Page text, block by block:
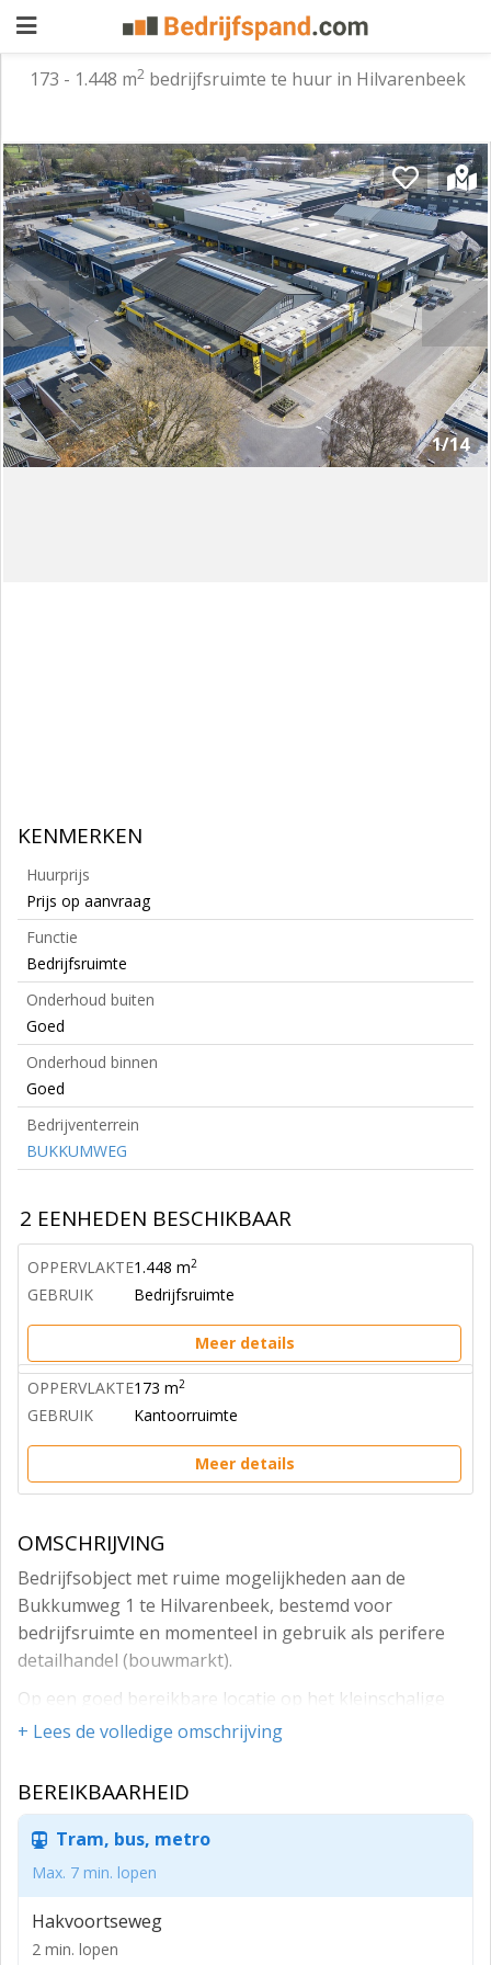
aanbieden
Pand
zoeken
Waarom
adverteren
Premium
adverteren
Blog
Registreren
Login
173 - 1.448 m2 bedrijfsruimte te huur in Hilvarenbeek
1/14
KENMERKEN
Huurprijs
Prijs op aanvraag
Functie
Bedrijfsruimte
Onderhoud buiten
Goed
Onderhoud binnen
Goed
Bedrijventerrein
BUKKUMWEG
2 EENHEDEN BESCHIKBAAR
OPPERVLAKTE1.448 m2
GEBRUIK Bedrijfsruimte
Meer details
OPPERVLAKTE173 m2
GEBRUIK Kantoorruimte
Meer details
OMSCHRIJVING
Bedrijfsobject met ruime mogelijkheden aan de
Bukkumweg 1 te Hilvarenbeek, bestemd voor
bedrijfsruimte en momenteel in gebruik als perifere
detailhandel (bouwmarkt).
Op een goed bereikbare locatie op het kleinschalige
bedrijventerrein Hilvarenbeek, bieden wij u dit
METRAGE
- Bedrijfsruimte: 1448 m²
- Kantoor: 173 m²
LOCATIEBESCHRIJVING
+ Lees de volledige omschrijving
BEREIKBAARHEID
Tram, bus, metro
Max. 7 min. lopen
Hakvoortseweg
2 min. lopen